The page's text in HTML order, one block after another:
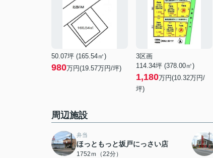
50.07坪 (165.54㎡)
980万円(19.57万円/坪)
3区画
114.34坪 (378.00㎡)
1,180万円(10.32万円/
坪)
周辺施設
弁当
ほっともっと坂戸にっさい店
1752ｍ（22分）